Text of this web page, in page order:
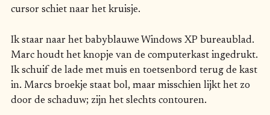
cursor schiet naar het kruisje.
Ik staar naar het babyblauwe Windows XP bureaublad.
Marc houdt het knopje van de computerkast ingedrukt.
Ik schuif de lade met muis en toetsenbord terug de kast
in. Marcs broekje staat bol, maar misschien lijkt het zo
door de schaduw; zijn het slechts contouren.